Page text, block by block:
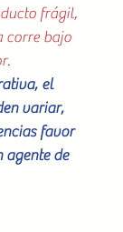
frágil,
corre bajo
el
variar,
favor
agente de